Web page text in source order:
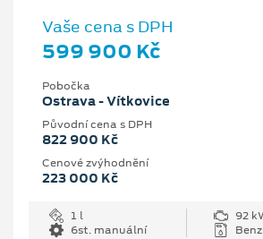
Vaše cena s DPH
599 900 Kč
Pobočka
Ostrava - Vítkovice
Původní cena s DPH
822 900 Kč
Cenové zvýhodnění
223 000 Kč
1 l
92
6st. manuální